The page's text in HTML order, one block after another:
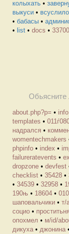
колыхать •
выкуси • всуслило
• бабасы •
• list • docs • 33700
about.php?p= • info
templates •
надрался •
womentechmakers
phpinfo • index •
failureratevents •
dropzone • devfest
checklist • 35428 •
• 34539 • 32958 •
190њ • 18604 •
шаповальчики • т/
социо • проститьня
опохмел • м/id/
дикуха • джонина •